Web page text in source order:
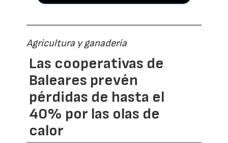
Agricultura y ganadería
Las cooperativas de
Baleares prevén
pérdidas de hasta el
40% por las olas de
calor